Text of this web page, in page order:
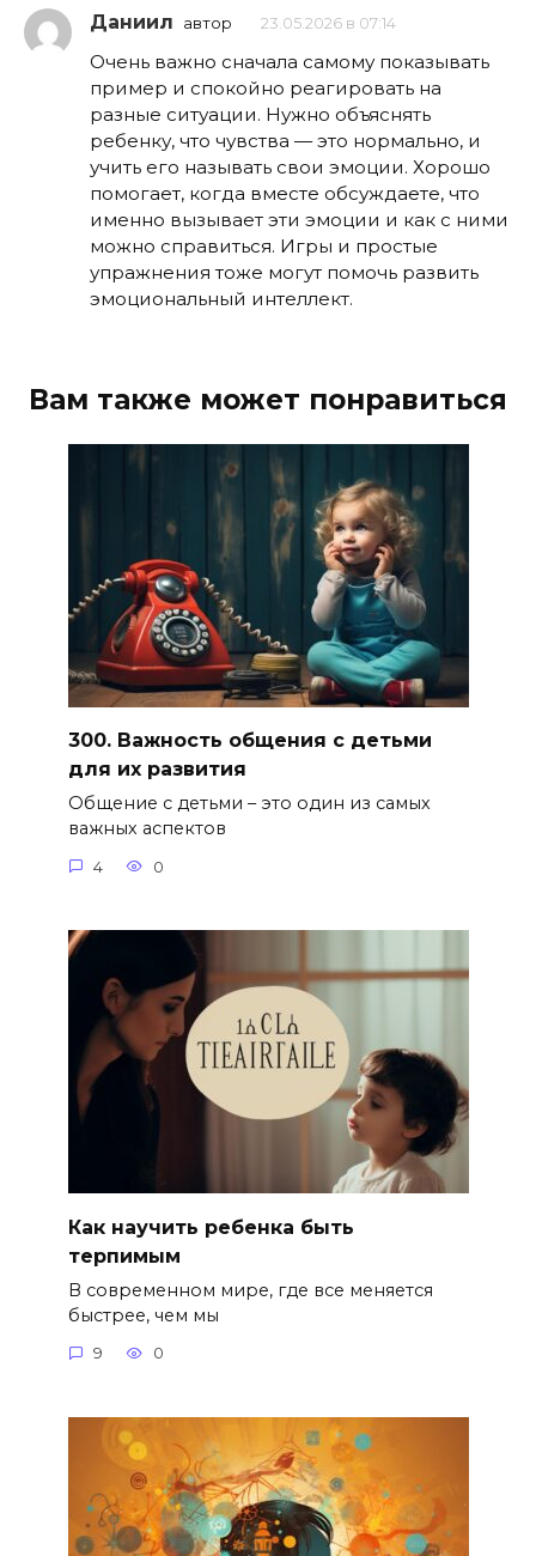
Даниил автор 23.05.2026 в 07:14
Очень важно сначала самому показывать
пример и спокойно реагировать на
разные ситуации. Нужно объяснять
ребенку, что чувства — это нормально, и
учить его называть свои эмоции. Хорошо
помогает, когда вместе обсуждаете, что
именно вызывает эти эмоции и как с ними
можно справиться. Игры и простые
упражнения тоже могут помочь развить
эмоциональный интеллект.
Вам также может понравиться
300. Важность общения с детьми
для их развития
Общение с детьми – это один из самых
важных аспектов
4 0
Как научить ребенка быть
терпимым
В современном мире, где все меняется
быстрее, чем мы
9 0